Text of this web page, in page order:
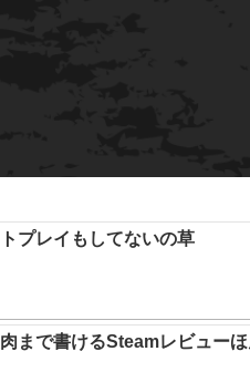
プレイもしてないの草
まで書けるSteamレビュー